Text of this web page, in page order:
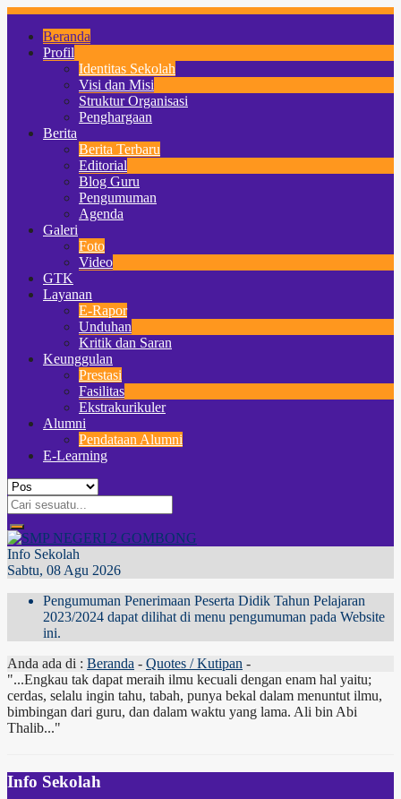
Beranda
Profil
Identitas Sekolah
Visi dan Misi
Struktur Organisasi
Penghargaan
Berita
Berita Terbaru
Editorial
Blog Guru
Pengumuman
Agenda
Galeri
Foto
Video
GTK
Layanan
E-Rapor
Unduhan
Kritik dan Saran
Keunggulan
Prestasi
Fasilitas
Ekstrakurikuler
Alumni
Pendataan Alumni
E-Learning
Info Sekolah
Sabtu, 08 Agu 2026
Pengumuman Penerimaan Peserta Didik Tahun Pelajaran
2023/2024 dapat dilihat di menu pengumuman pada Website
ini.
Anda ada di : Beranda - Quotes / Kutipan -
"...Engkau tak dapat meraih ilmu kecuali dengan enam hal yaitu;
cerdas, selalu ingin tahu, tabah, punya bekal dalam menuntut ilmu,
bimbingan dari guru, dan dalam waktu yang lama. Ali bin Abi
Thalib..."
Info Sekolah